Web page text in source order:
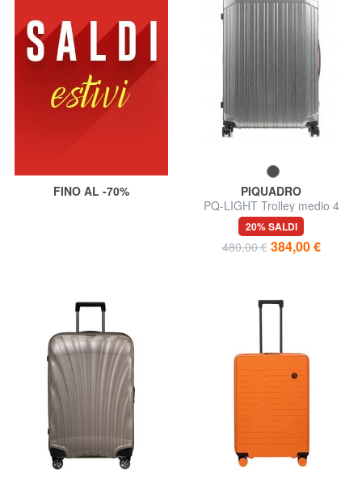
FINO AL -70%
PIQUADRO
PQ-LIGHT Trolley medio 4
ruote
20% SALDI
480,00 € 384,00 €